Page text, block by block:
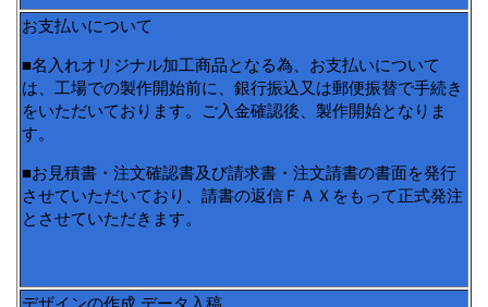
お支払いについて
■名入れオリジナル加工商品となる為、お支払いについて
は、工場での製作開始前に、銀行振込又は郵便振替で手続き
をいただいております。ご入金確認後、製作開始となりま
す。
■お見積書・注文確認書及び請求書・注文請書の書面を発行
させていただいており、請書の返信ＦＡＸをもって正式発注
とさせていただきます。
デザインの作成 データ入稿